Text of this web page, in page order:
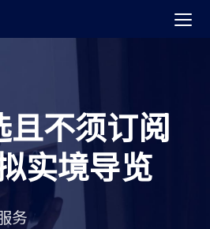
且不须订阅
实境导览
务